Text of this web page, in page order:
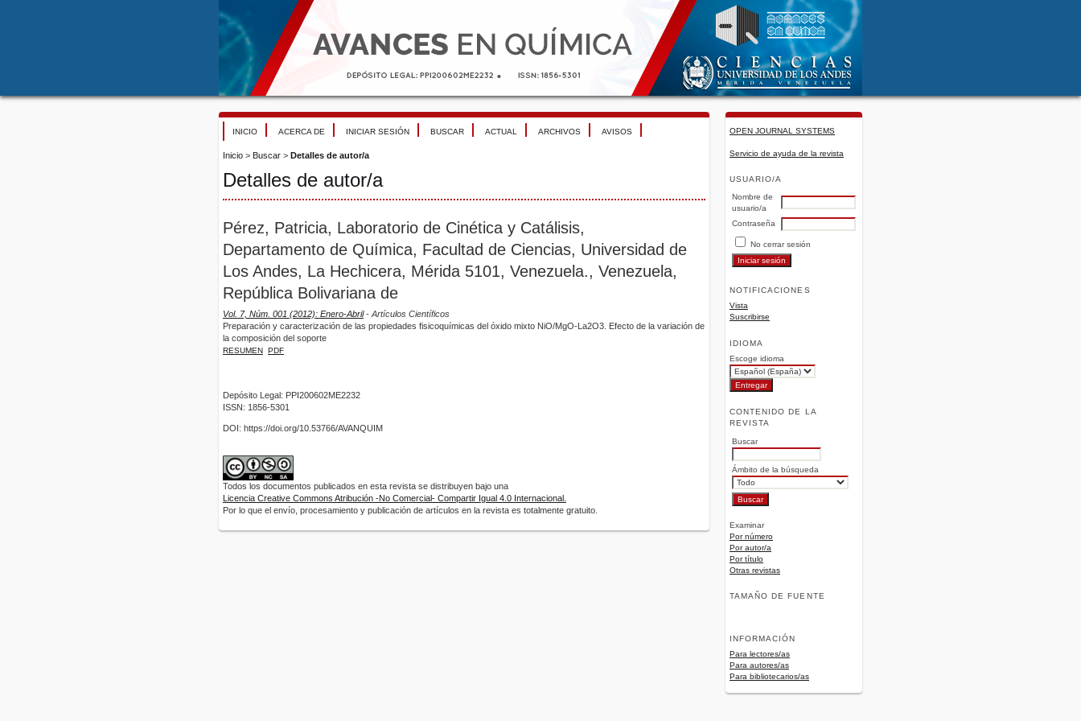
OPEN JOURNAL SYSTEMS
Servicio de ayuda de la revista
USUARIO/A
Nombre de
usuario/a
Contraseña
No cerrar sesión
NOTIFICACIONES
Vista
Suscribirse
IDIOMA
Escoge idioma
CONTENIDO DE LA
REVISTA
Buscar
Ámbito de la búsqueda
Examinar
Por número
Por autor/a
Por título
Otras revistas
TAMAÑO DE FUENTE
INFORMACIÓN
Para lectores/as
Para autores/as
Para bibliotecarios/as
INICIO ACERCA DE INICIAR SESIÓN BUSCAR ACTUAL ARCHIVOS AVISOS
Inicio > Buscar > Detalles de autor/a
Detalles de autor/a
Pérez, Patricia, Laboratorio de Cinética y Catálisis,
Departamento de Química, Facultad de Ciencias, Universidad de
Los Andes, La Hechicera, Mérida 5101, Venezuela., Venezuela,
República Bolivariana de
Vol. 7, Núm. 001 (2012): Enero-Abril- Artículos Científicos
Preparación y caracterización de las propiedades fisicoquímicas del óxido mixto NiO/MgO-La2O3. Efecto de la variación de
la composición del soporte
RESUMEN PDF
Depósito Legal: PPI200602ME2232
ISSN: 1856-5301
DOI: https://doi.org/10.53766/AVANQUIM
Todos los documentos publicados en esta revista se distribuyen bajo una
Licencia Creative Commons Atribución -No Comercial- Compartir Igual 4.0 Internacional.
Por lo que el envío, procesamiento y publicación de artículos en la revista es totalmente gratuito.